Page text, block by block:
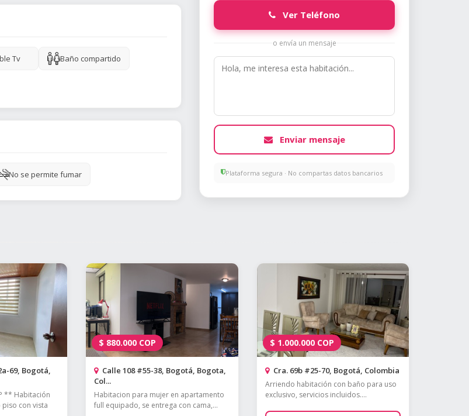
Tv Baño compartido
No se permite fumar
Ver Teléfono
o envía un mensaje
Enviar mensaje
Plataforma segura · No compartas datos bancarios
69, Bogotá,
** Habitación
con vista
$ 880.000 COP
Calle 108 #55-38, Bogotá, Bogota,
Col...
Habitacion para mujer en apartamento
full equipado, se entrega con cama,...
$ 1.000.000 COP
Cra. 69b #25-70, Bogotá, Colombia
Arriendo habitación con baño para uso
exclusivo, servicios incluidos....